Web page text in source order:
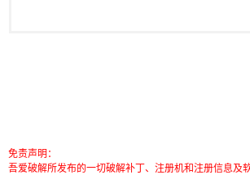
免责声明：
吾爱破解所发布的一切破解补丁、注册机和注册信息及